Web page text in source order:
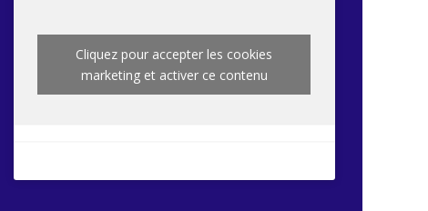
Cliquez pour accepter les cookies
marketing et activer ce contenu